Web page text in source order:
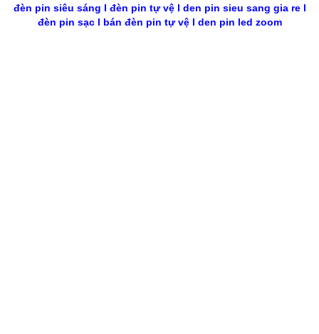
đèn pin siêu sáng l đèn pin tự vệl den pin sieu sang gia rel
đèn pin sạcl bán đèn pin tự vệl den pin led zoom